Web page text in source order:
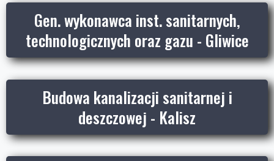
Gen. wykonawca inst. sanitarnych,
technologicznych oraz gazu - Gliwice
Budowa kanalizacji sanitarnej i
deszczowej - Kalisz